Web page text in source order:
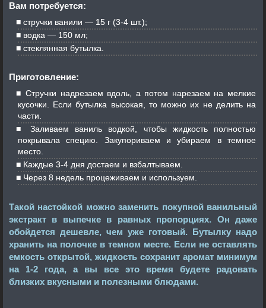
Вам потребуется:
стручки ванили — 15 г (3-4 шт.);
водка — 150 мл;
стеклянная бутылка.
Приготовление:
Стручки надрезаем вдоль, а потом нарезаем на мелкие
кусочки. Если бутылка высокая, то можно их не делить на
части.
Заливаем ваниль водкой, чтобы жидкость полностью
покрывала специю. Закупориваем и убираем в темное
место.
Каждые 3-4 дня достаем и взбалтываем.
Через 8 недель процеживаем и используем.
Такой настойкой можно заменить покупной ванильный
экстракт в выпечке в равных пропорциях. Он даже
обойдется дешевле, чем уже готовый. Бутылку надо
хранить на полочке в темном месте. Если не оставлять
емкость открытой, жидкость сохранит аромат минимум
на 1-2 года, а вы все это время будете радовать
близких вкусными и полезными блюдами.